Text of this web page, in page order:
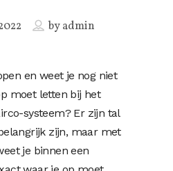
byadmin
en weet je nog niet
moet letten bij het
systeem? Er zijn tal
zijn, maar met
je binnen een